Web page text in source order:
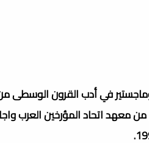
في أدب القرون الوسطى
من معهد اتحاد المؤرخين